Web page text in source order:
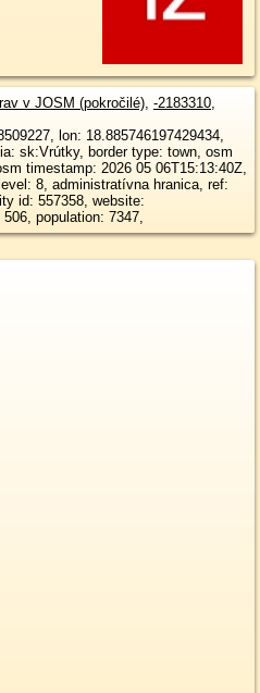
v JOSM (pokročilé), -2183310,
lon: 18.885746197429434,
sk:Vrútky, border type: town, osm
timestamp: 2026 05 06T15:13:40Z,
8, administratívna hranica, ref:
id: 557358, website:
population: 7347,